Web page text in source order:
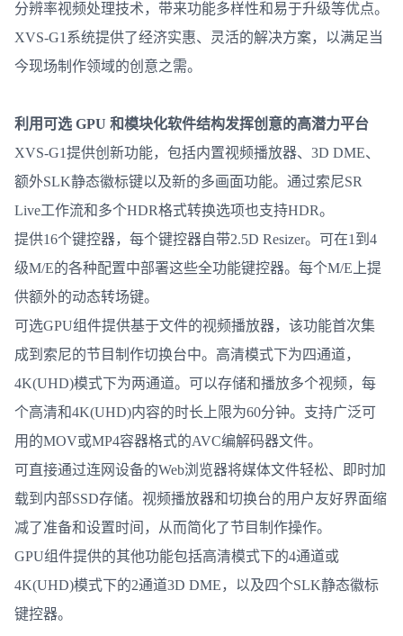
分辨率视频处理技术，带来功能多样性和易于升级等优点。
XVS-G1系统提供了经济实惠、灵活的解决方案，以满足当
今现场制作领域的创意之需。
利用可选 GPU 和模块化软件结构发挥创意的高潜力平台
XVS-G1提供创新功能，包括内置视频播放器、3D DME、
额外SLK静态徽标键以及新的多画面功能。通过索尼SR
Live工作流和多个HDR格式转换选项也支持HDR。
提供16个键控器，每个键控器自带2.5D Resizer。可在1到4
级M/E的各种配置中部署这些全功能键控器。每个M/E上提
供额外的动态转场键。
可选GPU组件提供基于文件的视频播放器，该功能首次集
成到索尼的节目制作切换台中。高清模式下为四通道，
4K(UHD)模式下为两通道。可以存储和播放多个视频，每
个高清和4K(UHD)内容的时长上限为60分钟。支持广泛可
用的MOV或MP4容器格式的AVC编解码器文件。
可直接通过连网设备的Web浏览器将媒体文件轻松、即时加
载到内部SSD存储。视频播放器和切换台的用户友好界面缩
减了准备和设置时间，从而简化了节目制作操作。
GPU组件提供的其他功能包括高清模式下的4通道或
4K(UHD)模式下的2通道3D DME，以及四个SLK静态徽标
键控器。